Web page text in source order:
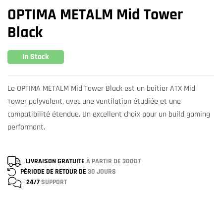
OPTIMA METALM Mid Tower
Black
In Stock
Le OPTIMA METALM Mid Tower Black est un boîtier ATX Mid
Tower polyvalent, avec une ventilation étudiée et une
compatibilité étendue. Un excellent choix pour un build gaming
performant.
LIVRAISON GRATUITE À PARTIR DE 300DT
PÉRIODE DE RETOUR DE 30 JOURS
24/7SUPPORT